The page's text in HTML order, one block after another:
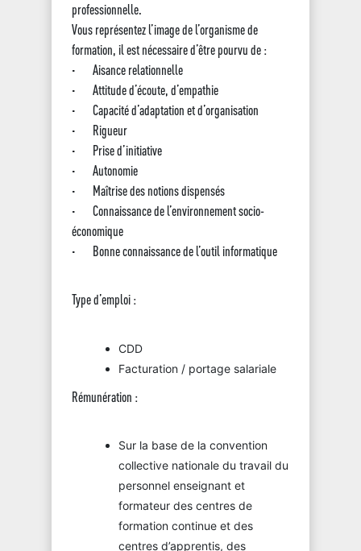
professionnelle.
Vous représentez l’image de l’organisme de
formation, il est nécessaire d’être pourvu de :
· Aisance relationnelle
· Attitude d’écoute, d’empathie
· Capacité d’adaptation et d’organisation
· Rigueur
· Prise d’initiative
· Autonomie
· Maîtrise des notions dispensés
· Connaissance de l’environnement socio-
économique
· Bonne connaissance de l’outil informatique
Type d’emploi :
CDD
Facturation / portage salariale
Rémunération :
Sur la base de la convention
collective nationale du travail du
personnel enseignant et
formateur des centres de
formation continue et des
centres d’apprentis, des